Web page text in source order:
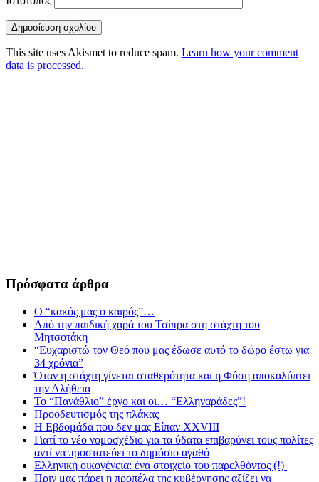
This site uses Akismet to reduce spam. Learn how your comment
data is processed.
Πρόσφατα άρθρα
Ο “κακός μας ο καιρός”…
Από την παιδική χαρά του Τσίπρα στη στάχτη του
Μητσοτάκη
“Ευχαριστώ τον Θεό που μας έδωσε αυτό το δώρο έστω για
34 χρόνια”
Όταν η στάχτη γίνεται σταθερότητα και η Φύση αποκαλύπτει
την Αλήθεια
Το “Πανάθλιο” έργο και οι… “Ελληναράδες”!
Προοδευτισμός της πλάκας
Η Εβδομάδα που δεν μας Είπαν XXVIII
Γιατί το νέο νομοσχέδιο για τα ύδατα επιβαρύνει τους πολίτες
αντί να προστατεύει το δημόσιο αγαθό
Ελληνική οικογένεια: ένα στοιχείο του παρελθόντος (!)
Πριν μας πάρει η προπέλα της κυβέρνησης αξίζει να